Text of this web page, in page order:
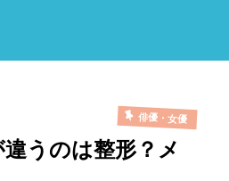
俳優・女優
うのは整形？メ